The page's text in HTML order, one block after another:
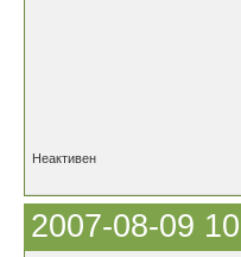
Неактивен
2007-08-09